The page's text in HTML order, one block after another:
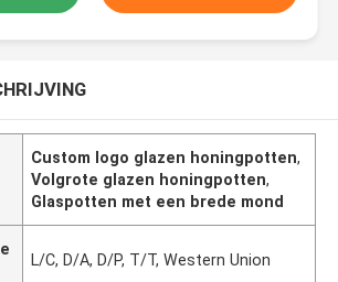
Custom logo glazen honingpotten,
Volgrote glazen honingpotten,
Glaspotten met een brede mond
L/C, D/A, D/P, T/T, Western Union